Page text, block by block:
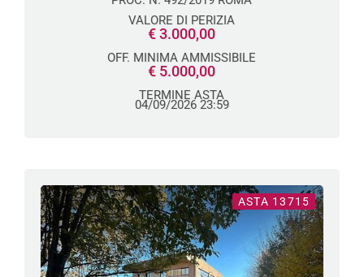
NATURA BOSCHIVA IN RIETI
VALORE DI PERIZIA
€ 3.000,00
OFF. MINIMA AMMISSIBILE
€ 5.000,00
TERMINE ASTA
04/09/2026 23:59
ASTA 13715